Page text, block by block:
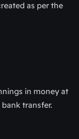
as per the
in money at
transfer.